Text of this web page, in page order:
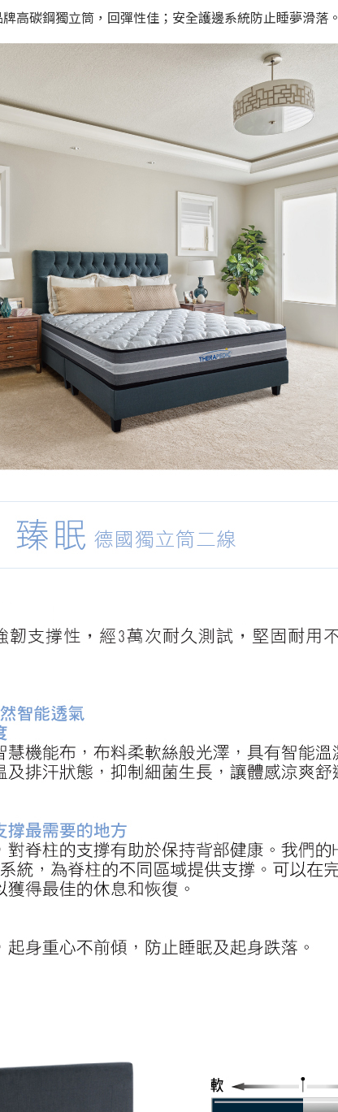
牌高碳鋼獨立筒，回彈性佳；安全護邊系統防止睡夢滑落。